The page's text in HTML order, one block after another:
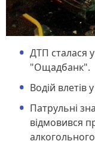
ДТП сталася
"Ощадбанк".
Водій влетів
Патрульні
відмовився